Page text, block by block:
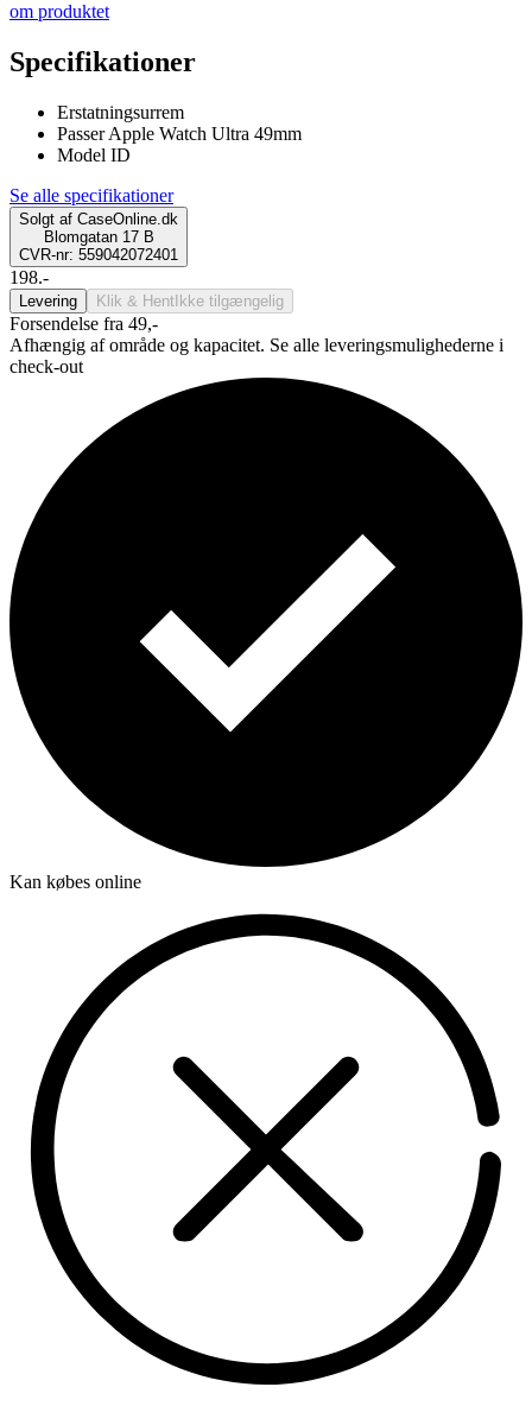
om produktet
Specifikationer
Erstatningsurrem
Passer Apple Watch Ultra 49mm
Model ID
Se alle specifikationer
Solgt af CaseOnline.dk
Blomgatan 17 B
CVR-nr: 559042072401
198.-
Levering Klik & Hent Ikke tilgængelig
Forsendelse fra 49,-
Afhængig af område og kapacitet. Se alle leveringsmulighederne i
check-out
Kan købes online